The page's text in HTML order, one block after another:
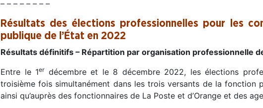
– – – – – – – –
Résultats des élections professionnelles pour les
publique de l’État en 2022
Résultats définitifs – Répartition par organisation professionnelle
Entre le 1erdécembre et le 8 décembre 2022, les élections
troisième fois simultanément dans les trois versants de la fonction
ainsi qu’auprès des fonctionnaires de La Poste et d’Orange et des